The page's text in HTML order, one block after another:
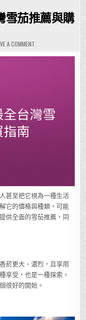
雪茄推薦與購
A COMMENTON
雪
茄
雪
茄
推
甚至把它視為一種生活
它的價格與種類，可能
供全面的雪茄推薦，同
菸更大、濃烈，且享用
享受，也是一種探索。
很好的開始。